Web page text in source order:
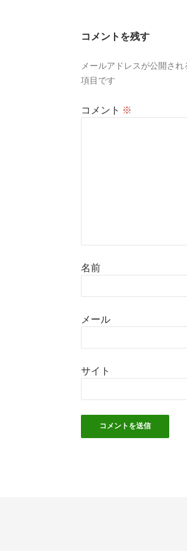
コメントを残す
メールアドレスが公開され
項目です
コメント ※
名前
メール
サイト